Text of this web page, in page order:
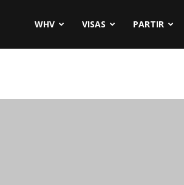
WHV VISAS PARTIR